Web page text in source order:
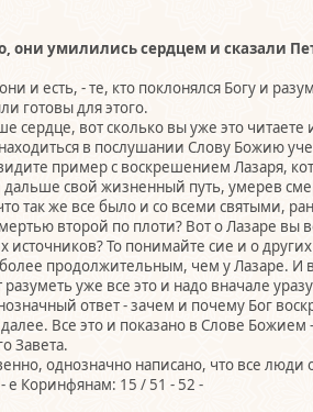
они умилились сердцем и сказали
они и есть, - те, кто поклонялся Богу и
готовы для этого.
сердце, вот сколько вы уже это
в послушании Слову Божию
пример с воскрешением Лазаря,
свой жизненный путь, умерев
так же все было и со всеми святыми,
второй по плоти? Вот о Лазаре вы
источников? То понимайте сие и о
продолжительным, чем у Лазаре. И
уже все это и надо вначале
ответ - зачем и почему Бог
Все это и показано в Слове
Завета.
однозначно написано, что все
е Коринфянам: 15 / 51 - 52 -